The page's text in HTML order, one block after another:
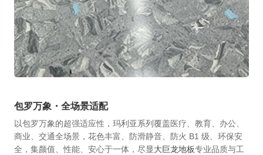
包罗万象・全场景适配
以包罗万象的超强适应性，玛利亚系列覆盖医疗、教育、办公、
商业、交通全场景，花色丰富、防滑静音、防火 B1 级、环保安
全，集颜值、性能、安心于一体，尽显大巨龙地板专业品质与工